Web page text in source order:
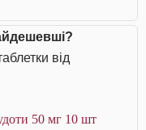
від
50 мг 10 шт